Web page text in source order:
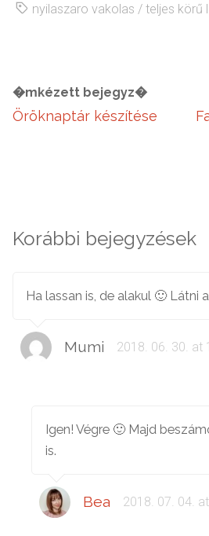
nyilaszaro vakolas / teljes körű
�mkézett bejegyz�
Öröknaptár készítése
Korábbi bejegyzések
Ha lassan is, de alakul 🙂 Látni
Mumi 2018. 06. 30. at
Igen! Végre 🙂 Majd
is.
Bea 2018. 07. 04.